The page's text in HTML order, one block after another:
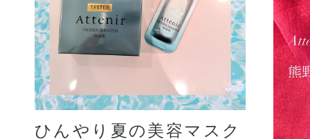
ひんやり夏の美容マスク